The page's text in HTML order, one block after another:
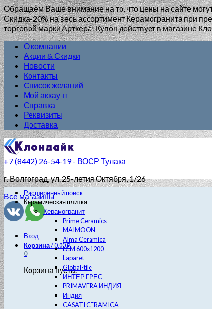
Обращаем Ваше внимание на то, что цены на сайте
Скидка-20% на весь ассортимент Керамогранита при
торговой марки Арткера! Купон действует в магазине
О компании
Акции & Скидки
Новости
Контакты
Список желаний
Мой аккаунт
Справка
Реквизиты
Доставка
+7 (8442) 26-54-19 - ВОСР Тулака
г. Волгоград, ул. 25-летия Октября, 1/26
Все магазины
Вход
Корзина/0.00₽
0
Корзина пуста.
Расширенный поиск
Керамическая плитка
Керамогранит
Prime Ceramics
MAIMOON
Alma Ceramica
LCM 600х1200
Laparet
Global-tile
ИНТЕР ГРЕС
PRIMAVERA ИНДИЯ
Индия
CASATI CERAMICA